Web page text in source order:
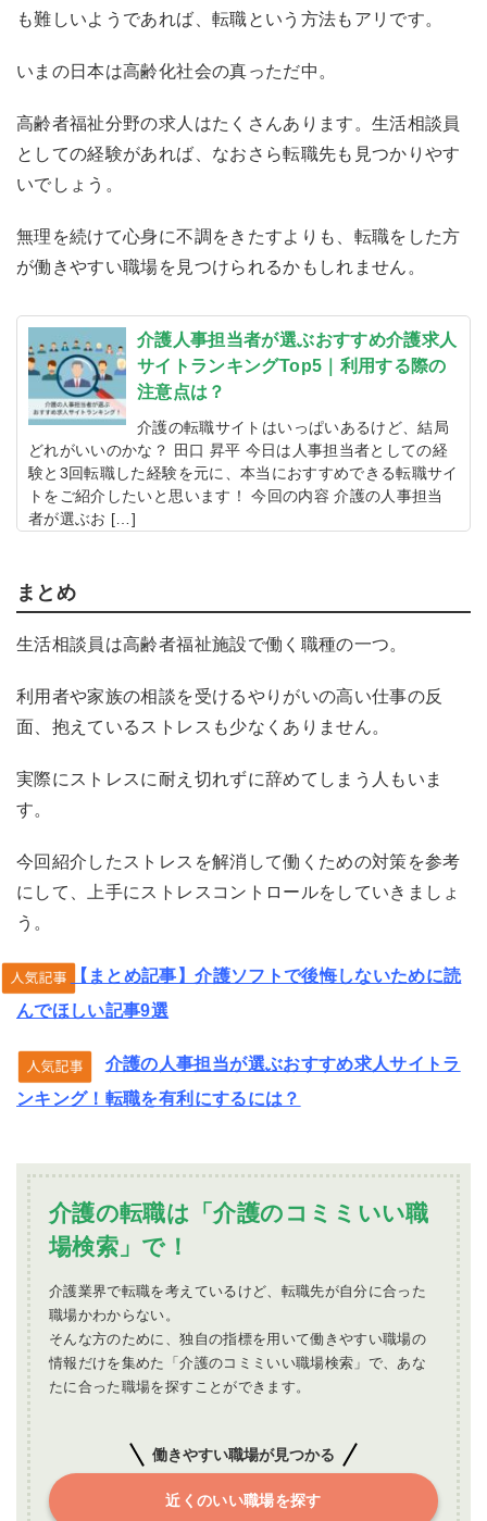
も難しいようであれば、転職という方法もアリです。
いまの日本は高齢化社会の真っただ中。
高齢者福祉分野の求人はたくさんあります。生活相談員
としての経験があれば、なおさら転職先も見つかりやす
いでしょう。
無理を続けて心身に不調をきたすよりも、転職をした方
が働きやすい職場を見つけられるかもしれません。
介護人事担当者が選ぶおすすめ介護求人
サイトランキングTop5｜利用する際の
注意点は？
介護の転職サイトはいっぱいあるけど、結局
どれがいいのかな？ 田口 昇平 今日は人事担当者としての経
験と3回転職した経験を元に、本当におすすめできる転職サイ
トをご紹介したいと思います！ 今回の内容 介護の人事担当
者が選ぶお […]
まとめ
生活相談員は高齢者福祉施設で働く職種の一つ。
利用者や家族の相談を受けるやりがいの高い仕事の反
面、抱えているストレスも少なくありません。
実際にストレスに耐え切れずに辞めてしまう人もいま
す。
今回紹介したストレスを解消して働くための対策を参考
にして、上手にストレスコントロールをしていきましょ
う。
【まとめ記事】介護ソフトで後悔しないために読
んでほしい記事9選
介護の人事担当が選ぶおすすめ求人サイトラ
ンキング！転職を有利にするには？
介護の転職は「介護のコミミいい職
場検索」で！
介護業界で転職を考えているけど、転職先が自分に合った
職場かわからない。
そんな方のために、独自の指標を用いて働きやすい職場の
情報だけを集めた「介護のコミミいい職場検索」で、あな
たに合った職場を探すことができます。
働きやすい職場が見つかる
近くのいい職場を探す